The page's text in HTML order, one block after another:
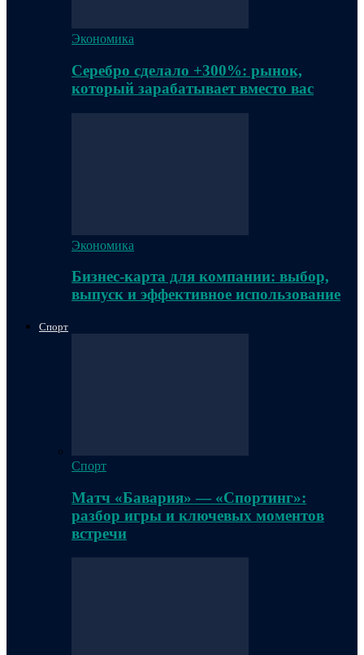
Экономика
Серебро сделало +300%: рынок,
который зарабатывает вместо вас
Экономика
Бизнес-карта для компании: выбор,
выпуск и эффективное использование
Спорт
Спорт
Матч «Бавария» — «Спортинг»:
разбор игры и ключевых моментов
встречи